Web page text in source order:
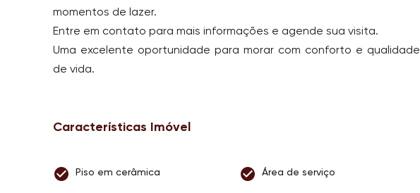
momentos de lazer.
Entre em contato para mais informações e agende sua visita.
Uma excelente oportunidade para morar com conforto e qualidade
de vida.
Características Imóvel
Piso em cerâmica Área de serviço